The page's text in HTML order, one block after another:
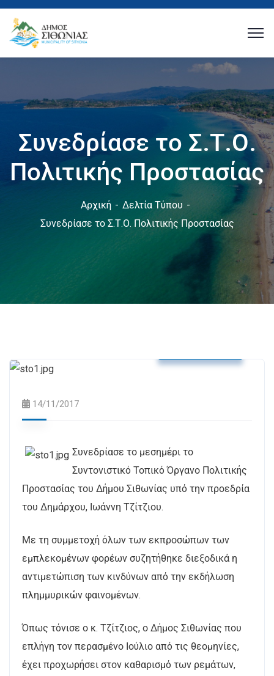
Συνεδρίασε το Σ.Τ.Ο.
Πολιτικής Προστασίας
Αρχική
Δελτία Τύπου
Συνεδρίασε το Σ.Τ.Ο. Πολιτικής Προστασίας
14/11/2017
Συνεδρίασε το μεσημέρι το
Συντονιστικό Τοπικό Όργανο Πολιτικής
Προστασίας του Δήμου Σιθωνίας υπό την προεδρία
του Δημάρχου, Ιωάννη Τζίτζιου.
Με τη συμμετοχή όλων των εκπροσώπων των
εμπλεκομένων φορέων συζητήθηκε διεξοδικά η
αντιμετώπιση των κινδύνων από την εκδήλωση
πλημμυρικών φαινομένων.
Όπως τόνισε ο κ. Τζίτζιος, ο Δήμος Σιθωνίας που
επλήγη τον περασμένο Ιούλιο από τις θεομηνίες,
έχει προχωρήσει στον καθαρισμό των ρεμάτων,